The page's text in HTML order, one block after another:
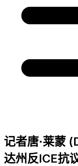
记者唐·莱蒙
达州反ICE抗